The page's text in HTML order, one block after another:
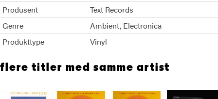
Produsent
Text Records
Genre
Ambient Electronica
Produkttype
Vinyl
flere titler med samme artist